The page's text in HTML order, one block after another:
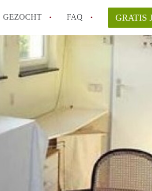
GEZOCHT FAQ
ik snel een kamer in Utrecht?
is het om een kamer te vinden in Utrecht?
in Utrecht een kamer te vinden!
translate KamersUtrecht!
vragen
GRATIS